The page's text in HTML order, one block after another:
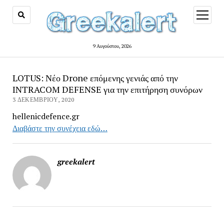
9 Αυγούστου, 2026
open
menu
LOTUS: Νέο Drone επόμενης γενιάς από την
INTRACOM DEFENSE για την επιτήρηση συνόρων
3 ΔΕΚΕΜΒΡΊΟΥ, 2020
hellenicdefence.gr
Διαβάστε την συνέχεια εδώ…
greekalert